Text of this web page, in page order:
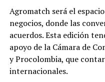
Agromatch será el
negocios, donde las
acuerdos. Esta edición
apoyo de la Cámara de
y Procolombia, que
internacionales.